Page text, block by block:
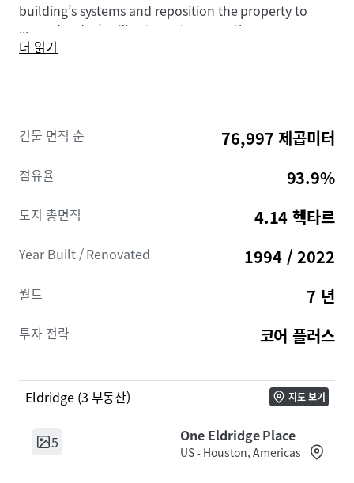
building’s systems and reposition the property to
exceed today’s office tenant expectations.
...
더 읽기
건물 면적 순 76,997 제곱미터
점유율 93.9%
토지 총면적 4.14 헥타르
Year Built / Renovated 1994 / 2022
월트 7 년
투자 전략 코어 플러스
Eldridge (3 부동산) 지도 보기
5 One Eldridge Place
US - Houston, Americas